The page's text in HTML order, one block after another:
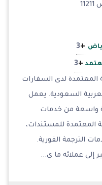
+
3
+
3
لدى السفارات
السعودية. يعمل
واسعة من خدمات
المعتمدة للمستندات،
الترجمة الفورية.
عملائه ما ي...